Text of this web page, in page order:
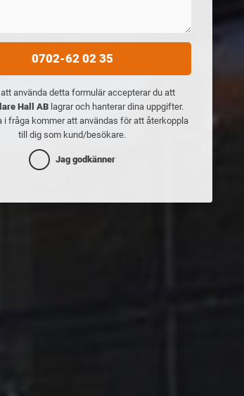
0702-62 02 35
använda detta formulär accepterar du att
Hall AB lagrar och hanterar dina uppgifter.
i fråga kommer att användas för att återkoppla
till dig som kund/besökare.
Jag godkänner